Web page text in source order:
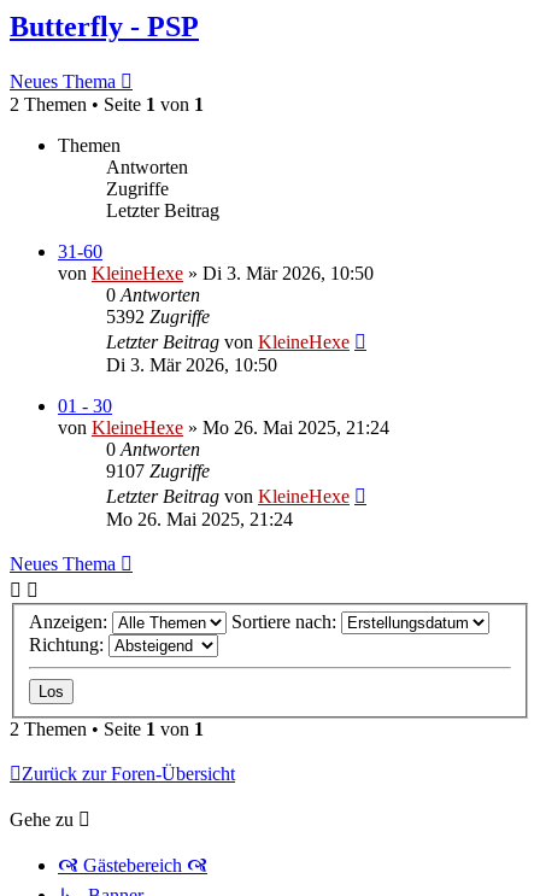
Butterfly - PSP
Neues Thema
2 Themen • Seite 1 von 1
Themen
Antworten
Zugriffe
Letzter Beitrag
31-60
von KleineHexe » Di 3. Mär 2026, 10:50
0 Antworten
5392 Zugriffe
Letzter Beitrag von KleineHexe
Di 3. Mär 2026, 10:50
01 - 30
von KleineHexe » Mo 26. Mai 2025, 21:24
0 Antworten
9107 Zugriffe
Letzter Beitrag von KleineHexe
Mo 26. Mai 2025, 21:24
Neues Thema
Anzeigen:
Sortiere nach:
Richtung:
2 Themen • Seite 1 von 1
Zurück zur Foren-Übersicht
Gehe zu
🙧 Gästebereich 🙧